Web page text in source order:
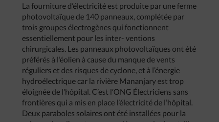
La fourniture d’électricité est produite par une ferme
photovoltaïque de 140 panneaux, complétée par
trois groupes électrogènes qui fonctionnent
essentiellement pour les inter- ventions
chirurgicales. Les panneaux photovoltaïques ont été
préférés à l’éolien à cause du manque de vents
réguliers et des risques de cyclone, et à l’énergie
hydroélectrique car la rivière Mananjary est trop
éloignée de l’hôpital. C’est l’ONG Électriciens sans
frontières qui a mis en place l’électricité de l’hôpital.
Deux paraboles solaires ont été installées pour la